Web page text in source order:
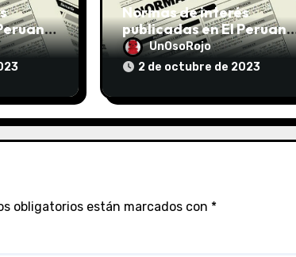
Normas de interés
publicadas en El Peruano
el 02/10/2023
UnOsoRojo
2 de octubre de 2023
obligatorios están marcados con *